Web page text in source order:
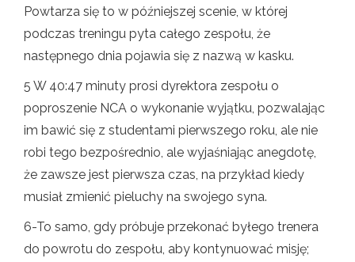
Powtarza się to w późniejszej scenie, w której
podczas treningu pyta całego zespołu, że
następnego dnia pojawia się z nazwą w kasku.
5 W 40:47 minuty prosi dyrektora zespołu o
poproszenie NCA o wykonanie wyjątku, pozwalając
im bawić się z studentami pierwszego roku, ale nie
robi tego bezpośrednio, ale wyjaśniając anegdotę,
że zawsze jest pierwsza czas, na przykład kiedy
musiał zmienić pieluchy na swojego syna.
6-To samo, gdy próbuje przekonać byłego trenera
do powrotu do zespołu, aby kontynuować misję;